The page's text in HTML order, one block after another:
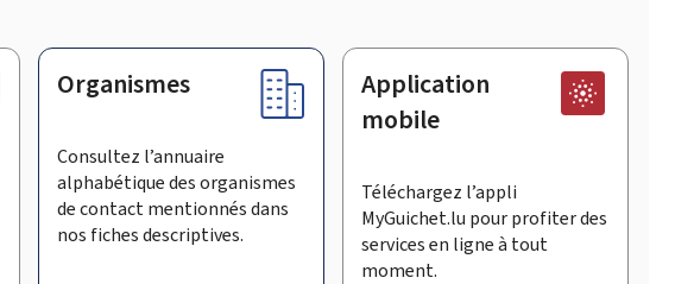
Organismes
Consultez l’annuaire
alphabétique des organismes
de contact mentionnés dans
nos fiches descriptives.
Application
mobile
Téléchargez l’appli
MyGuichet.lu pour profiter des
services en ligne à tout
moment.